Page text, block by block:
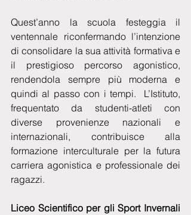
Quest’anno la scuola festeggia il
ventennale riconfermando l’intenzione
di consolidare la sua attività formativa e
il prestigioso percorso agonistico,
rendendola sempre più moderna e
quindi al passo con i tempi.  L’Istituto,
frequentato da studenti-atleti con
diverse provenienze nazionali e
internazionali, contribuisce alla
formazione interculturale per la futura
carriera agonistica e professionale dei
ragazzi.
Liceo Scientifico per gli Sport Invernali